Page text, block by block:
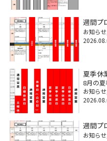
週間プ
お知らせ
夏季休
8月の夏
お知らせ
週間プ
お知らせ